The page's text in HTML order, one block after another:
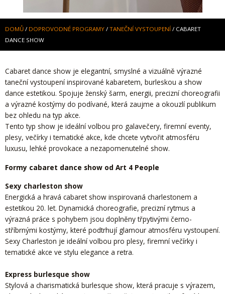
DOMŮ / DOPROVODNÉ PROGRAMY / TANEČNÍ VYSTOUPENÍ / CABARET
DANCE SHOW
Cabaret dance show je elegantní, smyslné a vizuálně výrazné
taneční vystoupení inspirované kabaretem, burleskou a show
dance estetikou. Spojuje ženský šarm, energii, precizní choreografii
a výrazné kostýmy do podívané, která zaujme a okouzlí publikum
bez ohledu na typ akce.
Tento typ show je ideální volbou pro galavečery, firemní eventy,
plesy, večírky i tematické akce, kde chcete vytvořit atmosféru
luxusu, lehké provokace a nezapomenutelné show.
Formy cabaret dance show od Art 4 People
Sexy charleston show
Energická a hravá cabaret show inspirovaná charlestonem a
estetikou 20. let. Dynamická choreografie, precizní rytmus a
výrazná práce s pohybem jsou doplněny třpytivými černo-
stříbrnými kostýmy, které podtrhují glamour atmosféru vystoupení.
Sexy Charleston je ideální volbou pro plesy, firemní večírky i
tematické akce ve stylu elegance a retra.
Express burlesque show
Stylová a charismatická burlesque show, která pracuje s výrazem,